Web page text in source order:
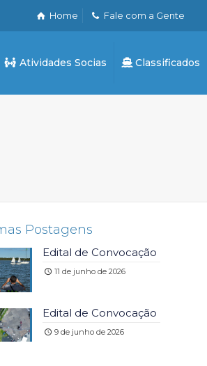
Home Fale com a Gente
Atividades Socias Classificados
Postagens
Edital de Convocação
11 de junho de 2026
Edital de Convocação
9 de junho de 2026